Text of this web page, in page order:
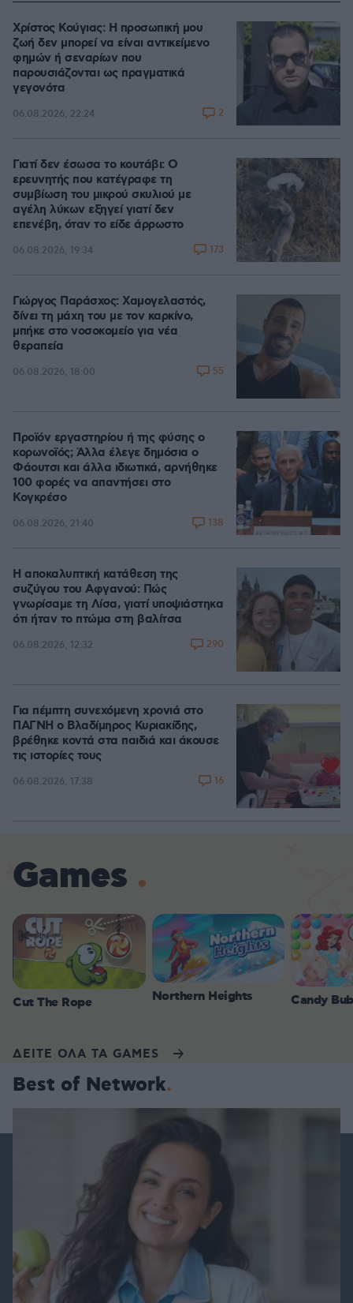
Χρίστος Κούγιας: Η προσωπική μου
ζωή δεν μπορεί να είναι αντικείμενο
φημών ή σεναρίων που
παρουσιάζονται ως πραγματικά
γεγονότα
06.08.2026, 22:24 2
Γιατί δεν έσωσα το κουτάβι: Ο
ερευνητής που κατέγραφε τη
συμβίωση του μικρού σκυλιού με
αγέλη λύκων εξηγεί γιατί δεν
επενέβη, όταν το είδε άρρωστο
06.08.2026, 19:34 173
Γιώργος Παράσχος: Χαμογελαστός,
δίνει τη μάχη του με τον καρκίνο,
μπήκε στο νοσοκομείο για νέα
θεραπεία
06.08.2026, 18:00 55
Προϊόν εργαστηρίου ή της φύσης ο
κορωνοϊός; Άλλα έλεγε δημόσια ο
Φάουτσι και άλλα ιδιωτικά, αρνήθηκε
100 φορές να απαντήσει στο
Κογκρέσο
06.08.2026, 21:40 138
Η αποκαλυπτική κατάθεση της
συζύγου του Αφγανού: Πώς
γνωρίσαμε τη Λίσα, γιατί υποψιάστηκα
ότι ήταν το πτώμα στη βαλίτσα
06.08.2026, 12:32 290
Για πέμπτη συνεχόμενη χρονιά στο
ΠΑΓΝΗ ο Βλαδίμηρος Κυριακίδης,
βρέθηκε κοντά στα παιδιά και άκουσε
τις ιστορίες τους
06.08.2026, 17:38 16
Games
Cut The Rope Northern Heights Candy
ΔΕΙΤΕ ΟΛΑ ΤΑ GAMES
Best of Network